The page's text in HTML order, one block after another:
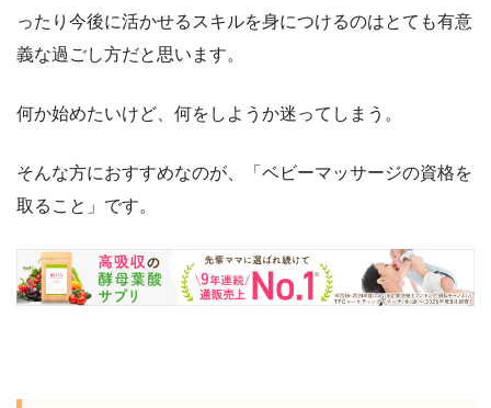
ったり今後に活かせるスキルを身につけるのはとても有意
義な過ごし方だと思います。
何か始めたいけど、何をしようか迷ってしまう。
そんな方におすすめなのが、
「ベビーマッサージの資格を
取ること」 です。